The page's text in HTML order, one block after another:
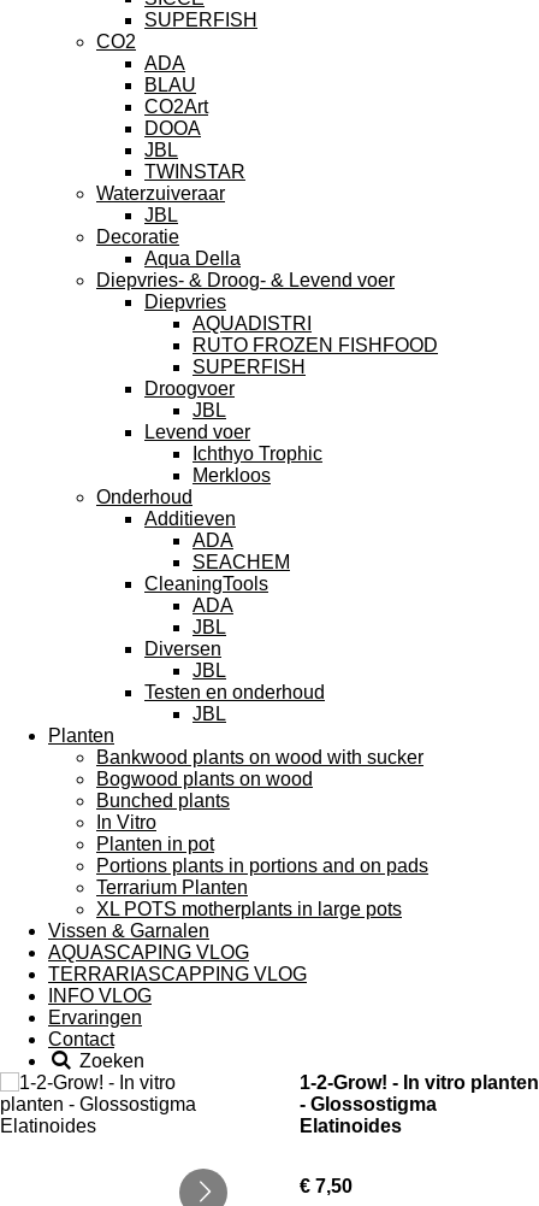
SUPERFISH
CO2
ADA
BLAU
CO2Art
DOOA
JBL
TWINSTAR
Waterzuiveraar
JBL
Decoratie
Aqua Della
Diepvries- & Droog- & Levend voer
Diepvries
AQUADISTRI
RUTO FROZEN FISHFOOD
SUPERFISH
Droogvoer
JBL
Levend voer
Ichthyo Trophic
Merkloos
Onderhoud
Additieven
ADA
SEACHEM
CleaningTools
ADA
JBL
Diversen
JBL
Testen en onderhoud
JBL
Planten
Bankwood plants on wood with sucker
Bogwood plants on wood
Bunched plants
In Vitro
Planten in pot
Portions plants in portions and on pads
Terrarium Planten
XL POTS motherplants in large pots
Vissen & Garnalen
AQUASCAPING VLOG
TERRARIASCAPPING VLOG
INFO VLOG
Ervaringen
Contact
Zoeken
1-2-Grow! - In vitro planten
- Glossostigma
Elatinoides
€ 7,50